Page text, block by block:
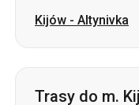
Kijów - Altynivka
Trasy do m.